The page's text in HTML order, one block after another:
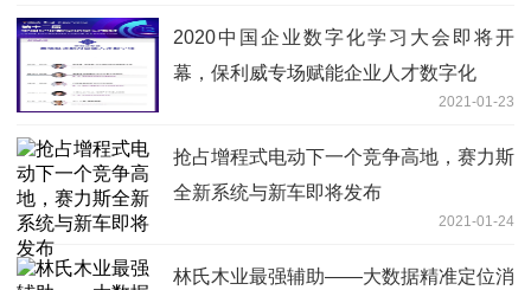
2020中国企业数字化学习大会即将开
幕，保利威专场赋能企业人才数字化
2021-01-23
抢占增程式电动下一个竞争高地，赛力斯
全新系统与新车即将发布
2021-01-24
林氏木业最强辅助——大数据精准定位消